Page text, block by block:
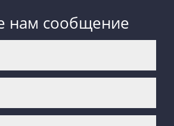
нам сообщение